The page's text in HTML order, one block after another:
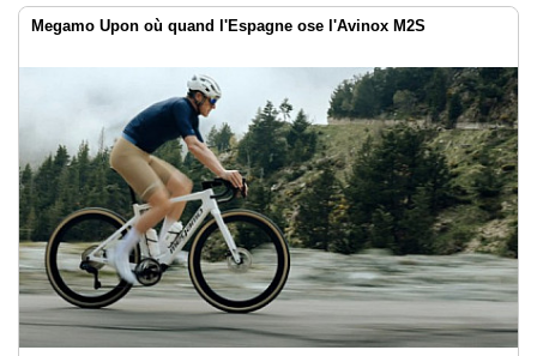
Megamo Upon où quand l'Espagne ose l'Avinox M2S